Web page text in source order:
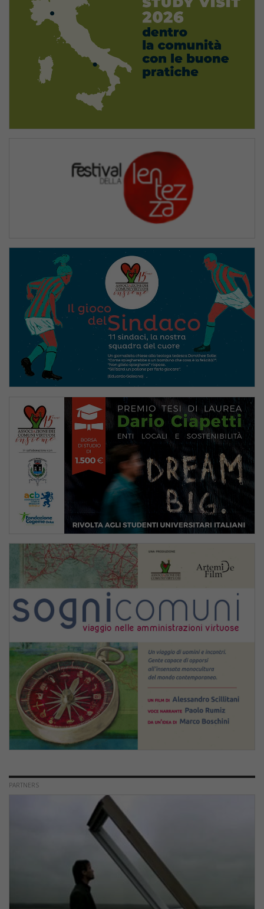
PARTNERS